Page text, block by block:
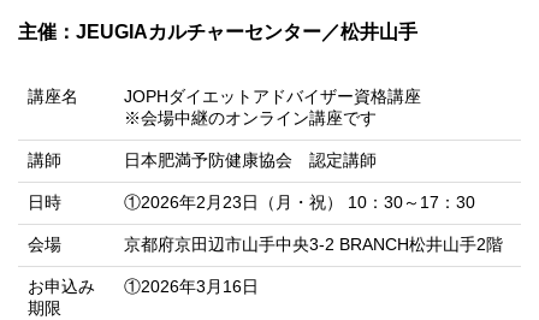
主催：JEUGIAカルチャーセンター／松井山手
講座名
JOPHダイエットアドバイザー資格講座
※会場中継のオンライン講座です
講師 日本肥満予防健康協会 認定講師
日時 ①2026年2月23日（月・祝） 10：30～17：30
会場 京都府京田辺市山手中央3-2 BRANCH松井山手2階
お申込み
期限
①2026年3月16日